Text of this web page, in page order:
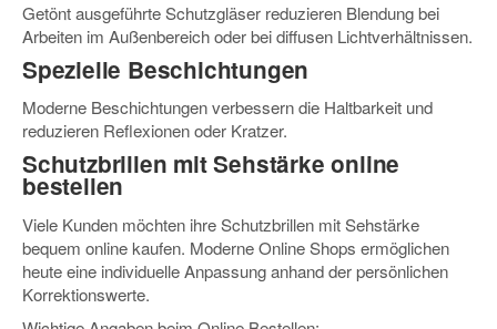
Getönt ausgeführte Schutzgläser reduzieren Blendung bei
Arbeiten im Außenbereich oder bei diffusen Lichtverhältnissen.
Spezielle Beschichtungen
Moderne Beschichtungen verbessern die Haltbarkeit und
reduzieren Reflexionen oder Kratzer.
Schutzbrillen mit Sehstärke online
bestellen
Viele Kunden möchten ihre Schutzbrillen mit Sehstärke
bequem online kaufen. Moderne Online Shops ermöglichen
heute eine individuelle Anpassung anhand der persönlichen
Korrektionswerte.